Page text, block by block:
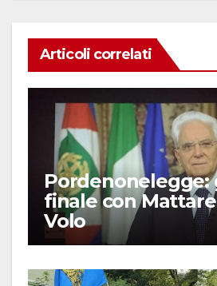
Articoli correlati
Pordenonelegge:
finale con
Volo